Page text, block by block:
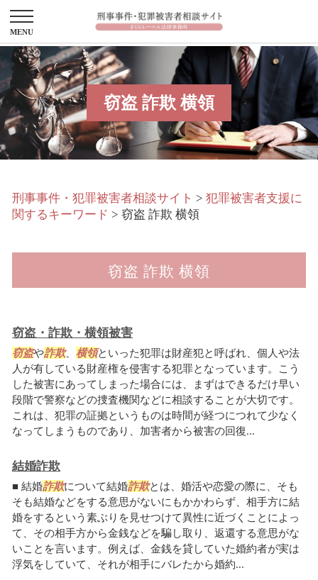
窃盗 詐欺 横領
刑事事件・犯罪被害者相談サイト > 犯罪被害者支援に
関するキーワード > 窃盗 詐欺 横領
窃盗 詐欺 横領
窃盗・詐欺・横領被害
窃盗や詐欺、 横領といった犯罪は財産犯と呼ばれ、個人や法
人が有している財産権を侵害する犯罪となっています。こう
した被害にあってしまった場合には、まずはできるだけ早い
段階で警察などの捜査機関などに相談することが大切です。
これは、犯罪の証拠というものは時間が経つにつれて少なく
なってしまうものであり、加害者から被害の回復...
結婚詐欺
■ 結婚詐欺について結婚詐欺とは、婚活や恋愛の際に、そも
そも結婚などをする意思がないにもかかわらず、相手方に結
婚をするという素ぶりを見せつけて異性に近づくことによっ
て、その相手方から金銭などを騙し取り、返還する意思がな
いことを言います。例えば、金銭を貸していた婚約者が実は
浮気をしていて、それが相手にバレたから婚約...